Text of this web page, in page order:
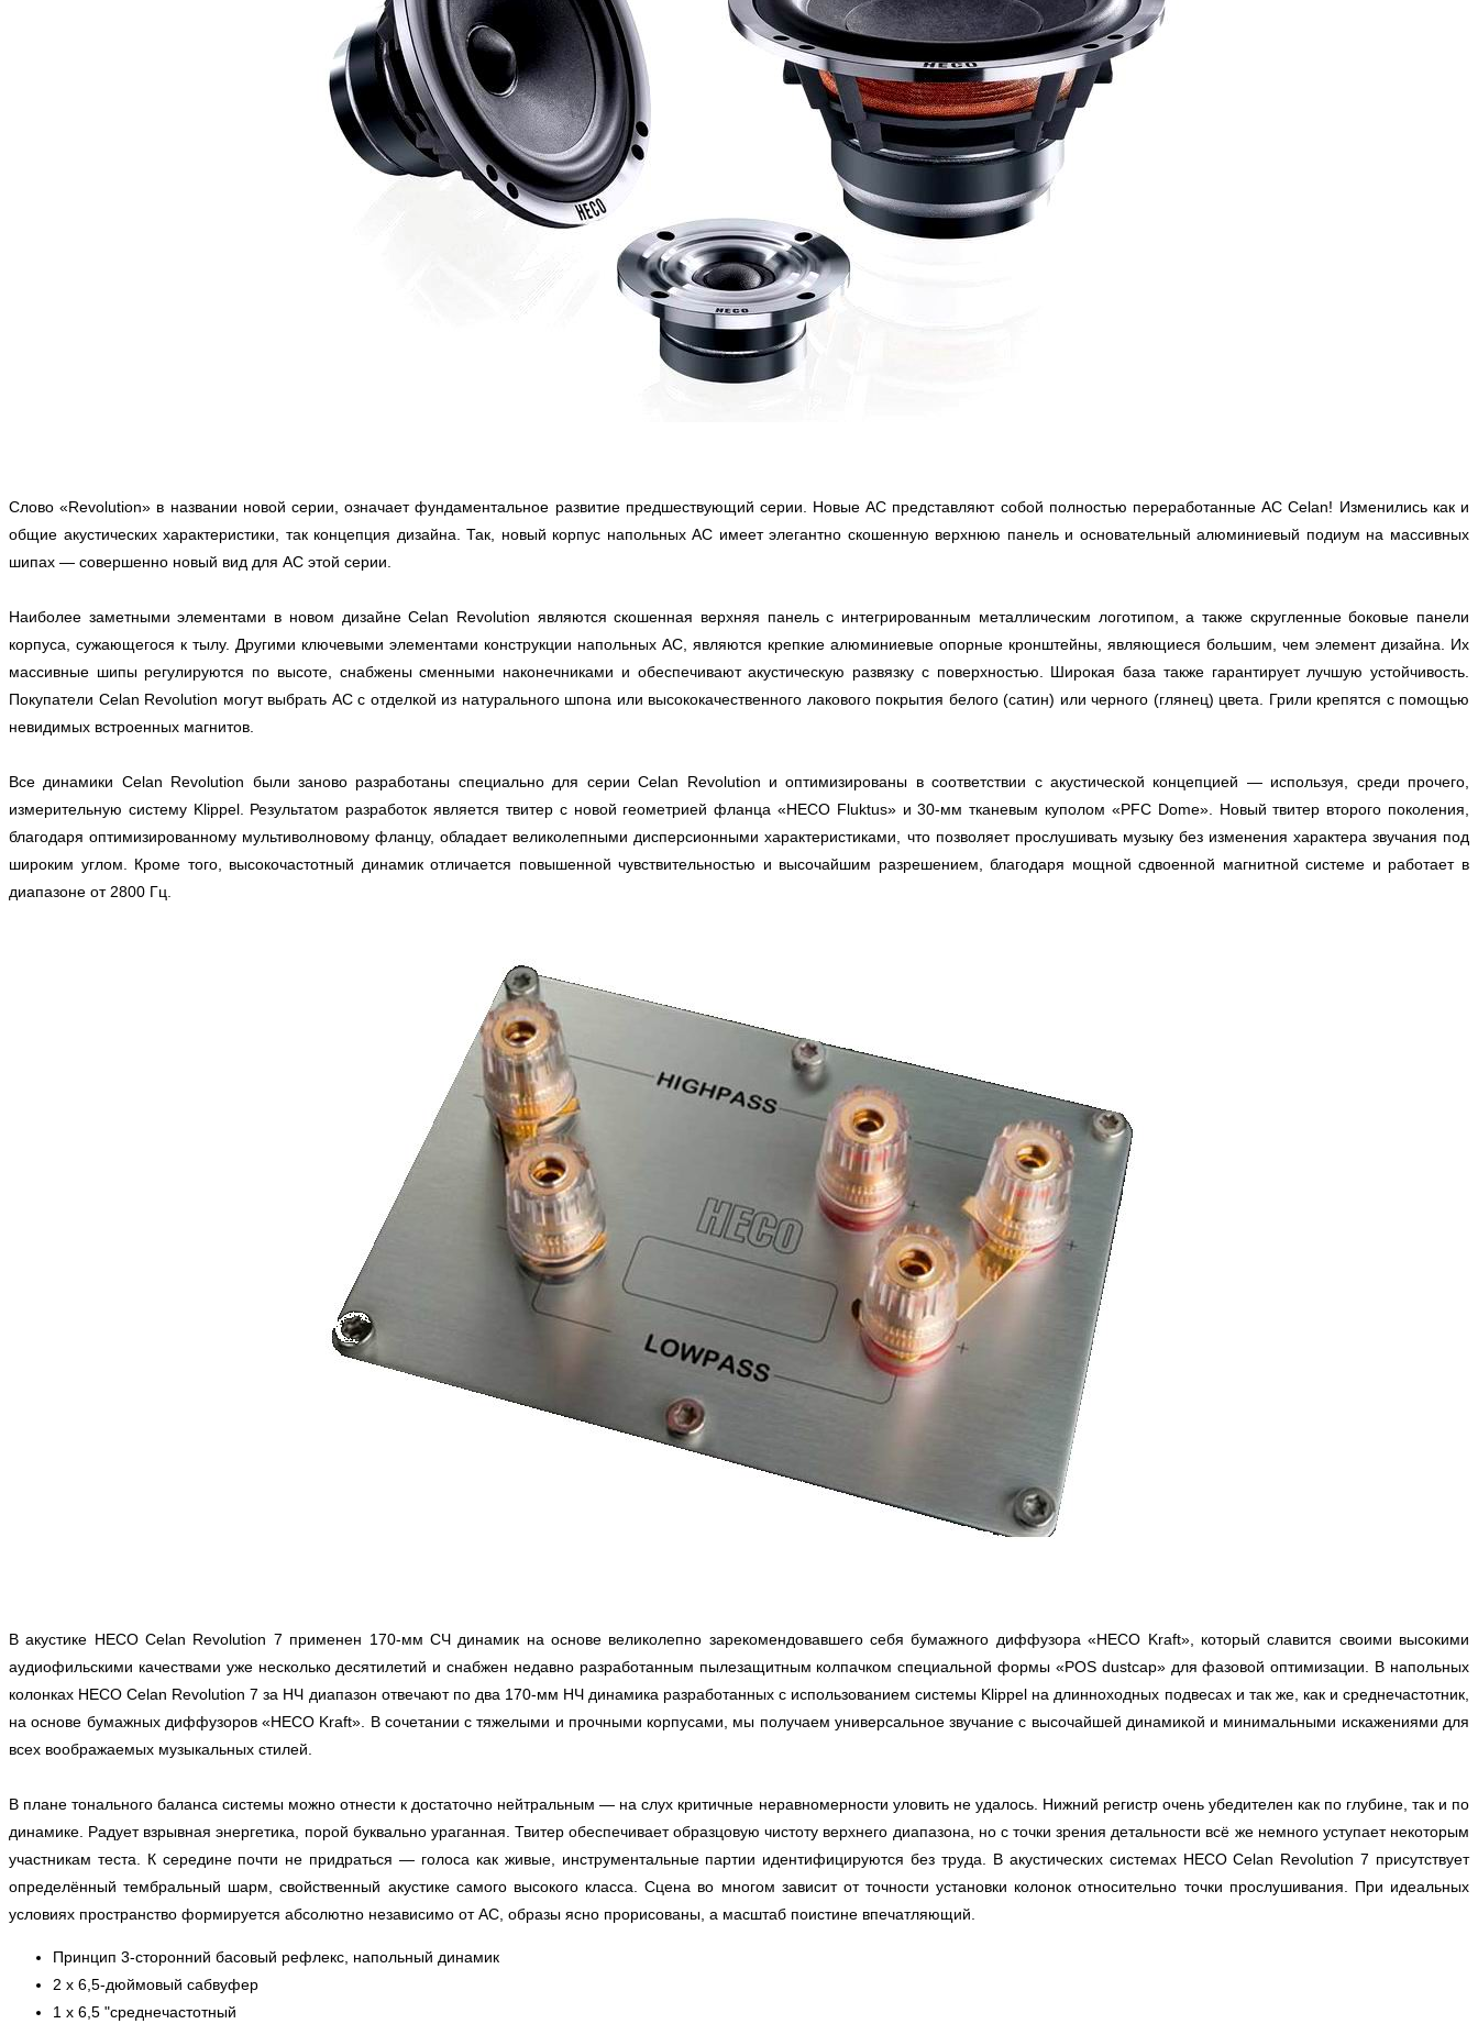
Слово «Revolution» в названии новой серии, означает фундаментальное развитие предшествующий серии. Новые АС представляют собой полностью переработанные АС Celan! Изменились как и
общие акустических характеристики, так концепция дизайна. Так, новый корпус напольных АС имеет элегантно скошенную верхнюю панель и основательный алюминиевый подиум на массивных
шипах — совершенно новый вид для АС этой серии.
Наиболее заметными элементами в новом дизайне Celan Revolution являются скошенная верхняя панель с интегрированным металлическим логотипом, а также скругленные боковые панели
корпуса, сужающегося к тылу. Другими ключевыми элементами конструкции напольных АС, являются крепкие алюминиевые опорные кронштейны, являющиеся большим, чем элемент дизайна. Их
массивные шипы регулируются по высоте, снабжены сменными наконечниками и обеспечивают акустическую развязку с поверхностью. Широкая база также гарантирует лучшую устойчивость.
Покупатели Celan Revolution могут выбрать АС с отделкой из натурального шпона или высококачественного лакового покрытия белого (сатин) или черного (глянец) цвета. Грили крепятся с помощью
невидимых встроенных магнитов.
Все динамики Celan Revolution были заново разработаны специально для серии Celan Revolution и оптимизированы в соответствии с акустической концепцией — используя, среди прочего,
измерительную систему Klippel. Результатом разработок является твитер с новой геометрией фланца «HECO Fluktus» и 30-мм тканевым куполом «PFC Dome». Новый твитер второго поколения,
благодаря оптимизированному мультиволновому фланцу, обладает великолепными дисперсионными характеристиками, что позволяет прослушивать музыку без изменения характера звучания под
широким углом. Кроме того, высокочастотный динамик отличается повышенной чувствительностью и высочайшим разрешением, благодаря мощной сдвоенной магнитной системе и работает в
диапазоне от 2800 Гц.
В акустике HECO Celan Revolution 7 применен 170-мм СЧ динамик на основе великолепно зарекомендовавшего себя бумажного диффузора «HECO Kraft», который славится своими высокими
аудиофильскими качествами уже несколько десятилетий и снабжен недавно разработанным пылезащитным колпачком специальной формы «POS dustcap» для фазовой оптимизации. В напольных
колонках HECO Celan Revolution 7 за НЧ диапазон отвечают по два 170-мм НЧ динамика разработанных с использованием системы Klippel на длинноходных подвесах и так же, как и среднечастотник,
на основе бумажных диффузоров «HECO Kraft». В сочетании с тяжелыми и прочными корпусами, мы получаем универсальное звучание с высочайшей динамикой и минимальными искажениями для
всех воображаемых музыкальных стилей.
В плане тонального баланса системы можно отнести к достаточно нейтральным — на слух критичные неравномерности уловить не удалось. Нижний регистр очень убедителен как по глубине, так и по
динамике. Радует взрывная энергетика, порой буквально ураганная. Твитер обеспечивает образцовую чистоту верхнего диапазона, но с точки зрения детальности всё же немного уступает некоторым
участникам теста. К середине почти не придраться — голоса как живые, инструментальные партии идентифицируются без труда. В акустических системах HECO Celan Revolution 7 присутствует
определённый тембральный шарм, свойственный акустике самого высокого класса. Сцена во многом зависит от точности установки колонок относительно точки прослушивания. При идеальных
условиях пространство формируется абсолютно независимо от АС, образы ясно прорисованы, а масштаб поистине впечатляющий.
Принцип 3-сторонний басовый рефлекс, напольный динамик
2 x 6,5-дюймовый сабвуфер
1 х 6,5 "среднечастотный